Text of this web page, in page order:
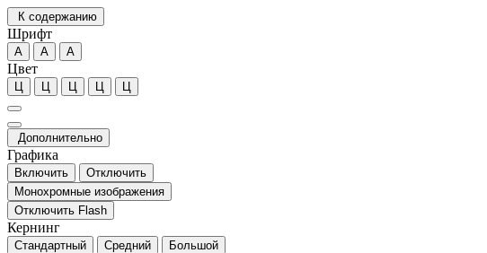
К содержанию
Шрифт
А А А
Цвет
Ц Ц Ц Ц Ц
Дополнительно
Графика
Включить
Отключить
Монохромные изображения
Отключить Flash
Кернинг
Стандартный Средний Большой